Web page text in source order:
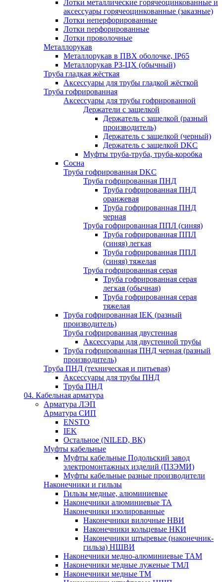
Лотки металлические горячеоцинкованные и
аксессуары горячеоцинкованные (заказные)
Лотки неперфорированные
Лотки перфорированные
Лотки проволочные
Металлорукав
Металлорукав в ПВХ оболочке, IP65
Металлорукав РЗ-ЦХ (обычный)
Труба гладкая жёсткая
Аксессуары для трубы гладкой жёсткой
Труба гофрированная
Аксессуары для трубы гофрированной
Держатели с защелкой
Держатель с защелкой (разный
производитель)
Держатель с защелкой (черный)
Держатель с защелкой DKC
Муфты труба-труба, труба-коробка
Сосна
Труба гофрированная DKC
Труба гофрированная ПНД
Труба гофрированная ПНД
оранжевая
Труба гофрированная ПНД
черная
Труба гофрированная ППЛ (синяя)
Труба гофрированная ППЛ
(синяя) легкая
Труба гофрированная ППЛ
(синяя) тяжелая
Труба гофрированная серая
Труба гофрированная серая
легкая (обычная)
Труба гофрированная серая
тяжелая
Труба гофрированная IEK (разный
производитель)
Труба гофрированная двустенная
Аксессуары для двустенной трубы
Труба гофрированная ПНД черная (разный
производитель)
Труба ПНД (техническая и питьевая)
Аксессуары для трубы ПНД
Труба ПНД
04. Кабельная арматура
Арматура ЛЭП
Арматура СИП
ENSTO
IEK
Остальное (NILED, ВК)
Муфты кабельные
Муфты кабельные Подольский завод
электромонтажных изделий (ПЗЭМИ)
Муфты кабельные разные производители
Наконечники и гильзы
Гильзы медные, алюминиевые
Наконечники алюминиевые ТА
Наконечники изолированные
Наконечники вилочные НВИ
Наконечники кольцевые НКИ
Наконечники штыревые (наконечник-
гильза) НШВИ
Наконечники медно-алюминиевые ТАМ
Наконечники медные луженые ТМЛ
Наконечники медные ТМ